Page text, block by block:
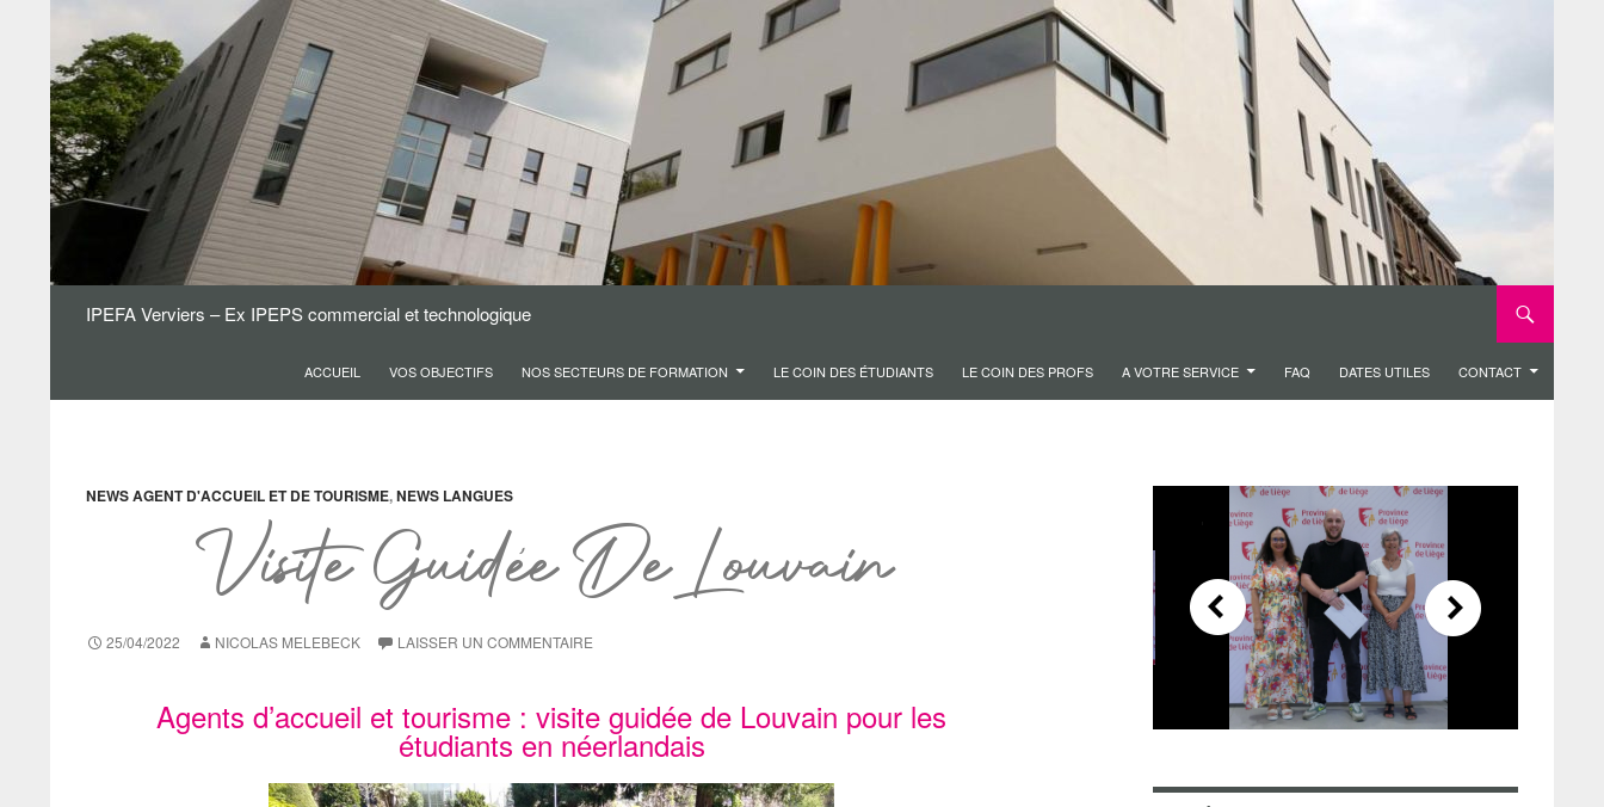
IPEFA Verviers – Ex IPEPS commercial et technologique
ACCUEIL VOS OBJECTIFS NOS SECTEURS DE FORMATION LE COIN DES ÉTUDIANTS LE COIN DES PROFS A VOTRE SERVICE FAQ DATES UTILES CONTACT
NEWS AGENT D'ACCUEIL ET DE TOURISME,NEWS LANGUES
Visite Guidée De Louvain
25/04/2022 NICOLAS MELEBECK LAISSER UN COMMENTAIRE
Agents d’accueil et tourisme : visite guidée de Louvain pour les
étudiants en néerlandais